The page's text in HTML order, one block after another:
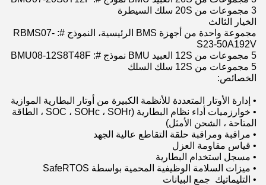
3 مجموعات من 20S سلك السيطرة
الخيار الثالث
مجموعة واحدة من أجهزة BMS الرئيسية، النموذج #: RBMS07-
S23-50A192V
5 مجموعات من 12S العبيد BMU نموذج #: BMU08-12S8T48F
5 مجموعات من 12S سلك السلك
الخصائص:
• إدارة الأوتار المتعددة للأنظمة الكبيرة من أوتار البطارية الموازية
• خوارزميات أداء نظام البطارية (SOC ، SOHc ، SOHr ، الطاقة
المتاحة ، الشحن الأمثل)
• مراقبة ومراقبة حلقة التقاطع عالية الجهد
• قياس مقاومة العزل
• مسجل استخدام البطارية
• ميزات السلامة الوظيفية المحمية بواسطة SafeRTOS
• التليماتيك ‬ جمع البيانات